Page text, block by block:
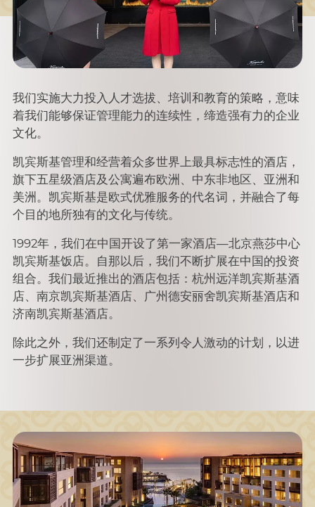
我们实施大力投入人才选拔、培训和教育的策略，意味
着我们能够保证管理能力的连续性，缔造强有力的企业
文化。
凯宾斯基管理和经营着众多世界上最具标志性的酒店，
旗下五星级酒店及公寓遍布欧洲、中东非地区、亚洲和
美洲。凯宾斯基是欧式优雅服务的代名词，并融合了每
个目的地所独有的文化与传统。
1992年，我们在中国开设了第一家酒店—北京燕莎中心
凯宾斯基饭店。自那以后，我们不断扩展在中国的投资
组合。我们最近推出的酒店包括：杭州远洋凯宾斯基酒
店、南京凯宾斯基酒店、广州德安丽舍凯宾斯基酒店和
济南凯宾斯基酒店。
除此之外，我们还制定了一系列令人激动的计划，以进
一步扩展亚洲渠道。